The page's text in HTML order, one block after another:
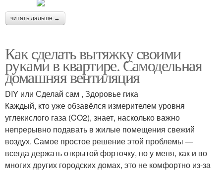
читать дальше →
Как сделать вытяжку своими
руками в квартире. Самодельная
домашняя вентиляция
DIY или Сделай сам , Здоровье гика
Каждый, кто уже обзавёлся измерителем уровня
углекислого газа (CO2), знает, насколько важно
непрерывно подавать в жилые помещения свежий
воздух. Самое простое решение этой проблемы —
всегда держать открытой форточку, но у меня, как и во
многих других городских домах, это не комфортно из-за